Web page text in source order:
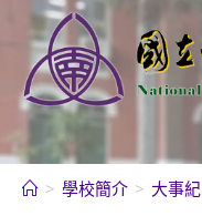
內
> 學校簡介 > 大事紀